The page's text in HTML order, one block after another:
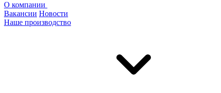
О компании
Вакансии Новости
Наше производство